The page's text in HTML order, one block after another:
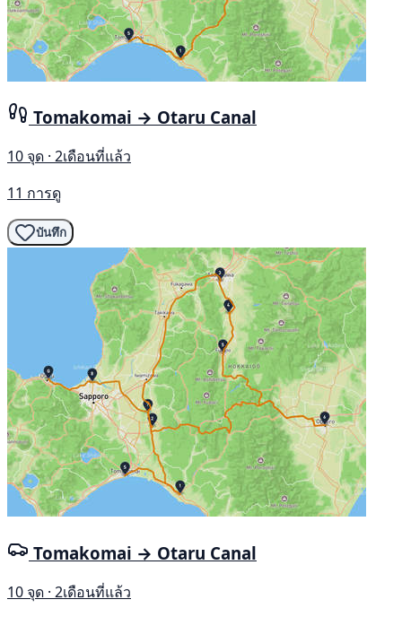
Tomakomai → Otaru Canal
10 จุด · 2เดือนที่แล้ว
11 การดู
บันทึก
Tomakomai → Otaru Canal
10 จุด · 2เดือนที่แล้ว